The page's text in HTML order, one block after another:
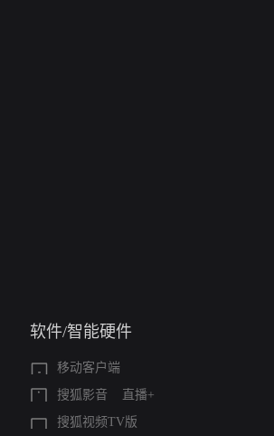
软件/智能硬件
移动客户端
搜狐影音
直播+
搜狐视频TV版